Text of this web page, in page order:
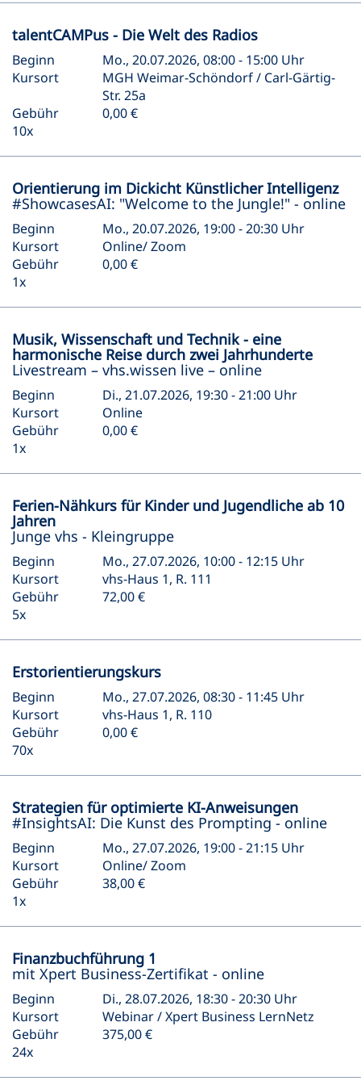
talentCAMPus - Die Welt des Radios
Beginn
Mo., 20.07.2026, 08:00 - 15:00 Uhr
Kursort
MGH Weimar-Schöndorf / Carl-Gärtig-
Str. 25a
Gebühr
0,00 €
10x
Orientierung im Dickicht Künstlicher Intelligenz
#ShowcasesAI: "Welcome to the Jungle!" - online
Beginn
Mo., 20.07.2026, 19:00 - 20:30 Uhr
Kursort
Online/ Zoom
Gebühr
0,00 €
1x
Musik, Wissenschaft und Technik - eine
harmonische Reise durch zwei Jahrhunderte
Livestream – vhs.wissen live – online
Beginn
Di., 21.07.2026, 19:30 - 21:00 Uhr
Kursort
Online
Gebühr
0,00 €
1x
Ferien-Nähkurs für Kinder und Jugendliche ab 10
Jahren
Junge vhs - Kleingruppe
Beginn
Mo., 27.07.2026, 10:00 - 12:15 Uhr
Kursort
vhs-Haus 1, R. 111
Gebühr
72,00 €
5x
Erstorientierungskurs
Beginn
Mo., 27.07.2026, 08:30 - 11:45 Uhr
Kursort
vhs-Haus 1, R. 110
Gebühr
0,00 €
70x
Strategien für optimierte KI-Anweisungen
#InsightsAI: Die Kunst des Prompting - online
Beginn
Mo., 27.07.2026, 19:00 - 21:15 Uhr
Kursort
Online/ Zoom
Gebühr
38,00 €
1x
Finanzbuchführung 1
mit Xpert Business-Zertifikat - online
Beginn
Di., 28.07.2026, 18:30 - 20:30 Uhr
Kursort
Webinar / Xpert Business LernNetz
Gebühr
375,00 €
24x